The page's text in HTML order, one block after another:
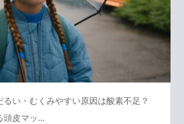
い・むくみやすい原因は酸素不足？
頭皮マッ…